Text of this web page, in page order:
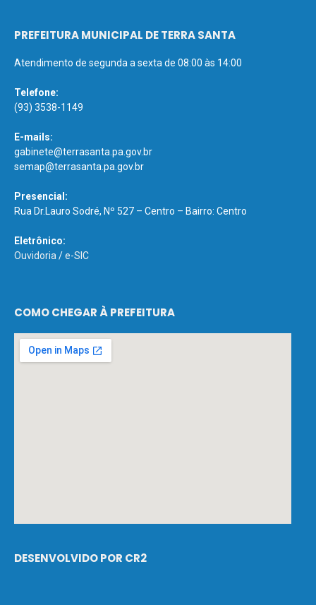
PREFEITURA MUNICIPAL DE TERRA SANTA
Atendimento de segunda a sexta de 08:00 às 14:00
Telefone:
(93) 3538-1149
E-mails:
gabinete@terrasanta.pa.gov.br
semap@terrasanta.pa.gov.br
Presencial:
Rua Dr.Lauro Sodré, Nº 527 – Centro – Bairro: Centro
Eletrônico:
Ouvidoria /e-SIC
COMO CHEGAR À PREFEITURA
DESENVOLVIDO POR CR2